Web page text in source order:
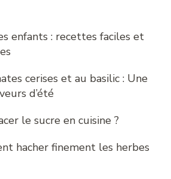
enfants : recettes faciles et
cerises et au basilic : Une
d’été
le sucre en cuisine ?
hacher finement les herbes